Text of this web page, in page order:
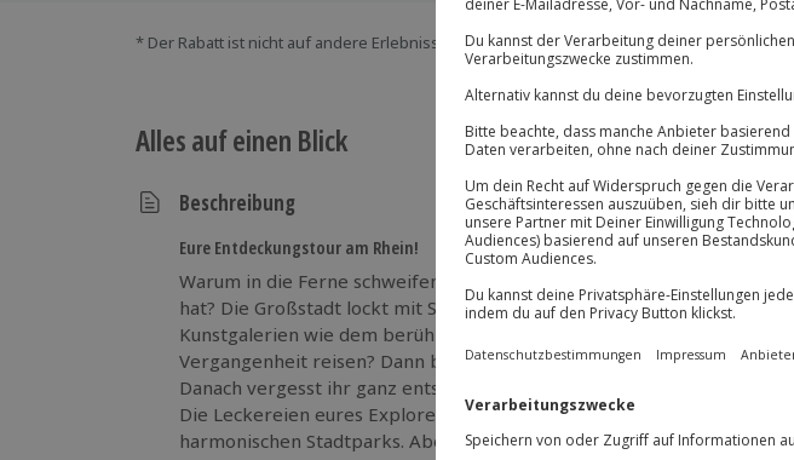
* Der Rabatt ist nicht auf andere Erlebnisse bei der Einlösung übertragbar. Details
Alles auf einen Blick
Beschreibung
Eure Entdeckungstour am Rhein!
Warum in die Ferne schweifen, wenn Deutschland Düsseldorf zu bieten
hat? Die Großstadt lockt mit Shopping-Meilen, Museen und vielen
Kunstgalerien wie dem berühmten Kunstpalast. Oder wollt ihr lieber in
Vergangenheit reisen? Dann besucht das pompöse Schloss Benrath.
Danach vergesst ihr ganz entspannt den Stress des Alltags am
Die Leckereien eures Explorer Care Pakets verzehrt ihr in einem der
harmonischen Stadtparks. Abends verschlägt es euch in die